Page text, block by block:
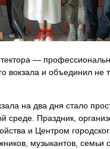
—
вокзала и объединил не
на два дня стало
среде. Праздник,
и Центром
музыкантов,